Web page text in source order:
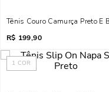
Tênis Couro Camurça Preto E
R$ 199,90
1 COR